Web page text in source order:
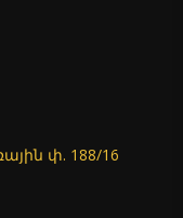
փ. 188/16